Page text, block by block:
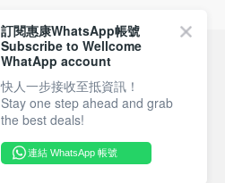
付款方式
關注我們
訂閱惠康WhatsApp帳號
Subscribe to Wellcome
WhatApp account
快人一步接收至抵資訊！
Stay one step ahead and grab
the best deals!
連結 WhatsApp 帳號